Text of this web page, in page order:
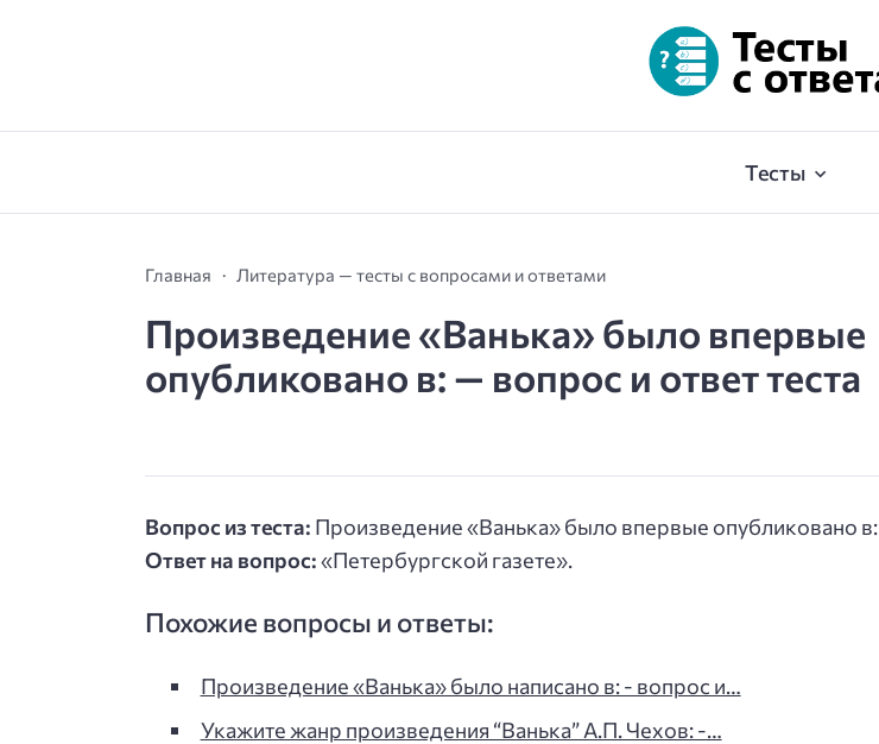
Тесты
Главная Литература — тесты с вопросами и ответами
Произведение «Ванька» было впервые
опубликовано в: — вопрос и ответ теста
Вопрос из теста: Произведение «Ванька» было впервые опубликовано в:
Ответ на вопрос:«Петербургской газете».
Похожие вопросы и ответы:
Произведение «Ванька» было написано в: - вопрос и…
Укажите жанр произведения “Ванька” А.П. Чехов: -…